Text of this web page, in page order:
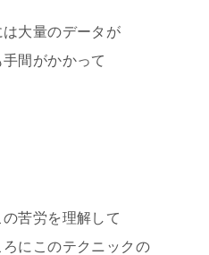
大量のデータが
間がかかって
苦労を理解して
にこのテクニックの